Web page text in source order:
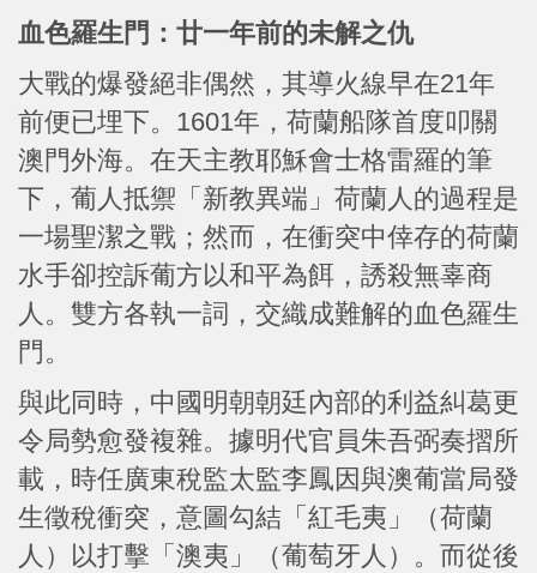
血色羅生門：廿一年前的未解之仇
大戰的爆發絕非偶然，其導火線早在21年
前便已埋下。1601年，荷蘭船隊首度叩關
澳門外海。在天主教耶穌會士格雷羅的筆
下，葡人抵禦「新教異端」荷蘭人的過程是
一場聖潔之戰；然而，在衝突中倖存的荷蘭
水手卻控訴葡方以和平為餌，誘殺無辜商
人。雙方各執一詞，交織成難解的血色羅生
門。
與此同時，中國明朝朝廷內部的利益糾葛更
令局勢愈發複雜。據明代官員朱吾弼奏摺所
載，時任廣東稅監太監李鳳因與澳葡當局發
生徵稅衝突，意圖勾結「紅毛夷」（荷蘭
人）以打擊「澳夷」（葡萄牙人）。而從後